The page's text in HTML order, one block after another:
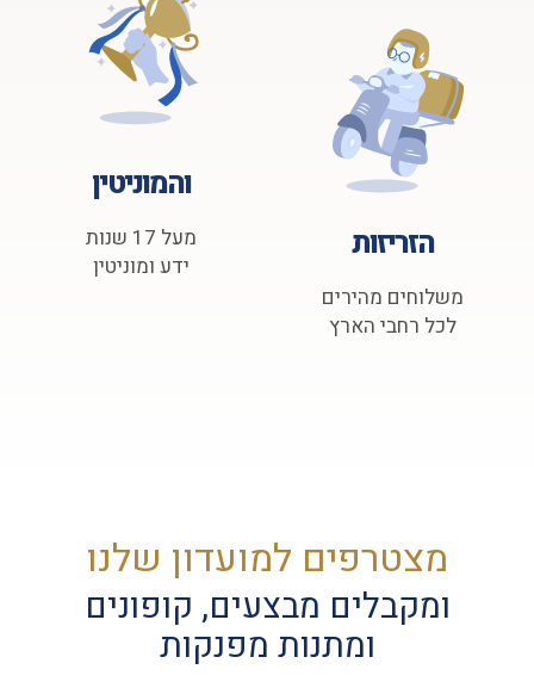
הזריזות
משלוחים מהירים
לכל רחבי הארץ
והמוניטין
מעל 17 שנות
ידע ומוניטין
מצטרפים למועדון שלנו
ומקבלים מבצעים, קופונים
ומתנות מפנקות